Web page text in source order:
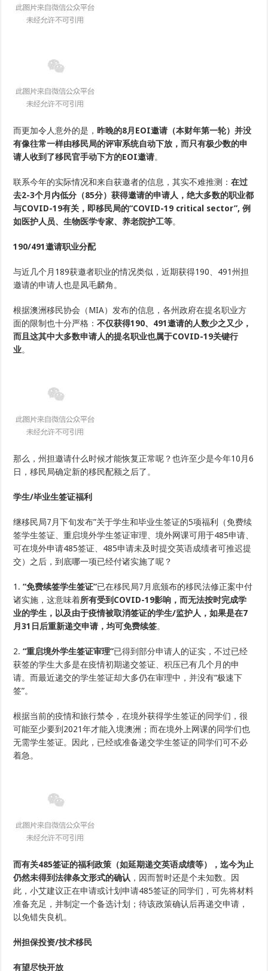
而更加令人意外的是， 昨晚的8月EOI邀请（本财年第一轮）并没
有像往常一样由移民局的评审系统自动下放，而只有极少数的申
请人收到了移民官手动下方的EOI邀请。
联系今年的实际情况和来自获邀者的信息，其实不难推测：在过
去2-3个月内低分（85分）获得邀请的申请人，绝大多数的职业都
与COVID-19有关，即移民局的“COVID-19 critical sector”, 例
如医护人员、生物医学专家、养老院护工等。
190/491邀请职业分配
与近几个月189获邀者职业的情况类似，近期获得190、491州担
邀请的申请人也是凤毛麟角。
根据澳洲移民协会（MIA）发布的信息，各州政府在提名职业方
面的限制也十分严格：不仅获得190、491邀请的人数少之又少，
而且这其中大多数申请人的提名职业也属于COVID-19关键行
业。
那么，州担邀请什么时候才能恢复正常呢？也许至少是今年10月6
日，移民局确定新的移民配额之后了。
学生/毕业生签证福利
继移民局7月下旬发布”关于学生和毕业生签证的5项福利（免费续
签学生签证、重启境外学生签证审理、境外网课可用于485申请、
可在境外申请485签证、485申请未及时提交英语成绩者可推迟提
交）之后，到底哪一项已经付诸实施了呢？
1.“免费续签学生签证”已在移民局7月底颁布的移民法修正案中付
诸实施，这意味着所有受到COVID-19影响，而无法按时完成学
业的学生，以及由于疫情被取消签证的学生/监护人，如果是在7
月31日后重新递交申请，均可免费续签。
2.“重启境外学生签证审理”已得到部分申请人的证实，不过已经
获签的学生大多是在疫情初期递交签证、积压已有几个月的申
请。而最近递交的学生签证却大多仍在审理中，并没有“极速下
签”。
根据当前的疫情和旅行禁令，在境外获得学生签证的同学们，很
可能至少要到2021年才能入境澳洲；而在境外上网课的同学们也
无需学生签证。因此，已经或准备递交学生签证的同学们可不必
着急。
而有关485签证的福利政策（如延期递交英语成绩等），迄今为止
仍然未得到法律条文形式的确认 ，因而暂时还是个未知数。因
此，小艾建议正在申请或计划申请485签证的同学们，可先将材料
准备充足，并制定一个备选计划；待该政策确认后再递交申请，
以免错失良机。
州担保投资/技术移民
有望尽快开放